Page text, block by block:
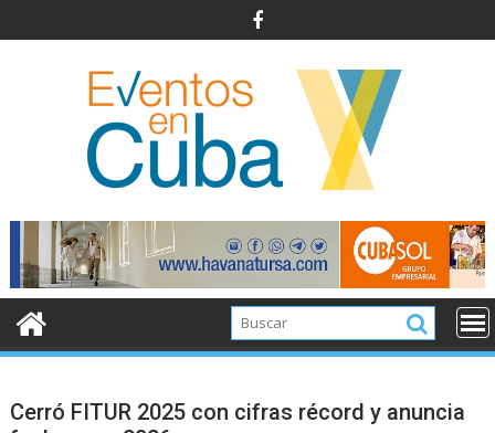
al
Cerró FITUR 2025 con cifras récord y anuncia